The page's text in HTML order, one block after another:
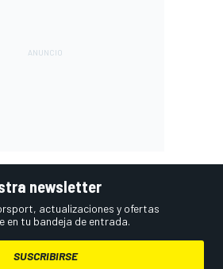
newsletter
actualizaciones y ofertas
en tu bandeja de entrada.
SUSCRIBIRSE